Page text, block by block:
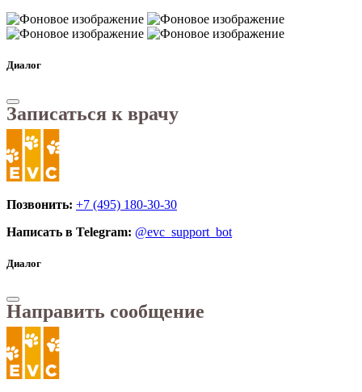
Диалог
Записаться к врачу
Позвонить: +7 (495) 180-30-30
Написать в Telegram: @evc_support_bot
Диалог
Направить сообщение